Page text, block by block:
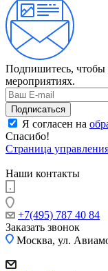
Подпишитесь,
мероприятиях.
Я согласен на
Спасибо!
Страница
Наши контакты
+7(495) 787 40 84
Заказать звонок
Москва, ул.